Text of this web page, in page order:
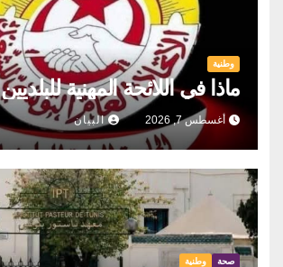
وطنية
ماذا في اللائحة المهنية للبلديين
أغسطس 7, 2026 البيان
صحة وطنية